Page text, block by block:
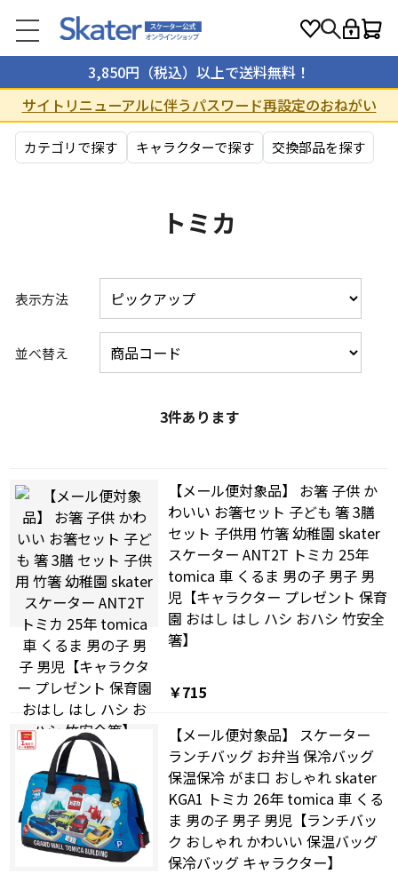
3,850円（税込）以上で送料無料！
サイトリニューアルに伴うパスワード再設定のおねがい
カテゴリで探す キャラクターで探す 交換部品を探す
トミカ
表示方法
並べ替え
3件あります
【メール便対象品】 お箸 子供 か
わいい お箸セット 子ども 箸 3膳
セット 子供用 竹箸 幼稚園 skater
スケーター ANT2T トミカ 25年
tomica 車 くるま 男の子 男子 男
児【キャラクター プレゼント 保育
園 おはし はし ハシ おハシ 竹安全
箸】
￥715
【メール便対象品】 スケーター
ランチバッグ お弁当 保冷バッグ
保温保冷 がま口 おしゃれ skater
KGA1 トミカ 26年 tomica 車 くる
ま 男の子 男子 男児【ランチバッ
ク おしゃれ かわいい 保温バッグ
保冷バッグ キャラクター】